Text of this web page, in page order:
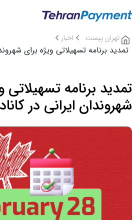
تهران پیمنت اخبار
تمدید برنامه تسهیلاتی ویژه برای
تمدید برنامه تسهیلاتی
شهروندان ایرانی در